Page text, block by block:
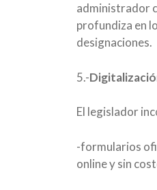
administrador
profundiza en
designaciones.
5.-
El legislador
-formularios
online y sin